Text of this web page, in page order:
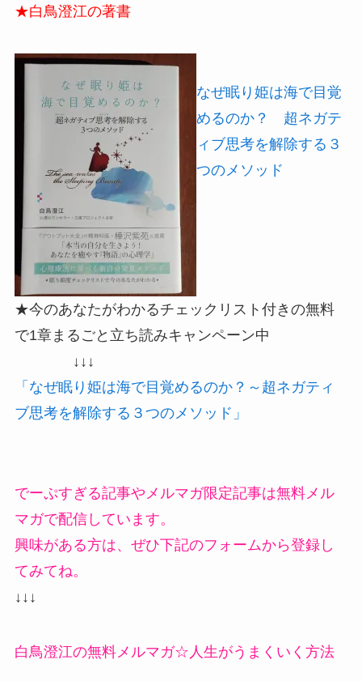
★白鳥澄江の著書
なぜ眠り姫は海で目覚
めるのか？ 超ネガテ
ィブ思考を解除する３
つのメソッド
★今のあなたがわかるチェックリスト付きの無料
で1章まるごと立ち読みキャンペーン中
↓↓↓
「なぜ眠り姫は海で目覚めるのか？～超ネガティ
ブ思考を解除する３つのメソッド」
でーぷすぎる記事やメルマガ限定記事は無料メル
マガで配信しています。
興味がある方は、ぜひ下記のフォームから登録し
てみてね。
↓↓↓
白鳥澄江の無料メルマガ☆人生がうまくいく方法